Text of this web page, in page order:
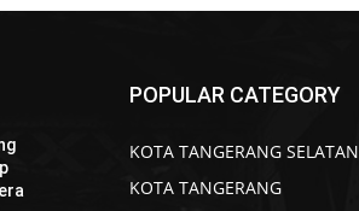
POPULAR CATEGORY
KOTA TANGERANG SELATAN
KOTA TANGERANG